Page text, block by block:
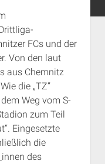
im Süden
München
open
dropdown
menu
FCs und der
Von den laut
aus Chemnitz
die „TZ“
Weg vom S-
zum Teil
Eingesetzte
die
des